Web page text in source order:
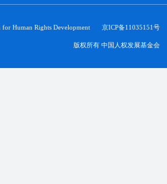
for Human Rights Development 京ICP备11035151号
版权所有 中国人权发展基金会